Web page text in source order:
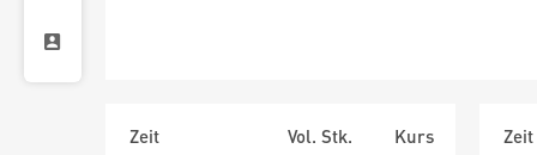
Zeit Vol. Stk.
Kurs
Zeit